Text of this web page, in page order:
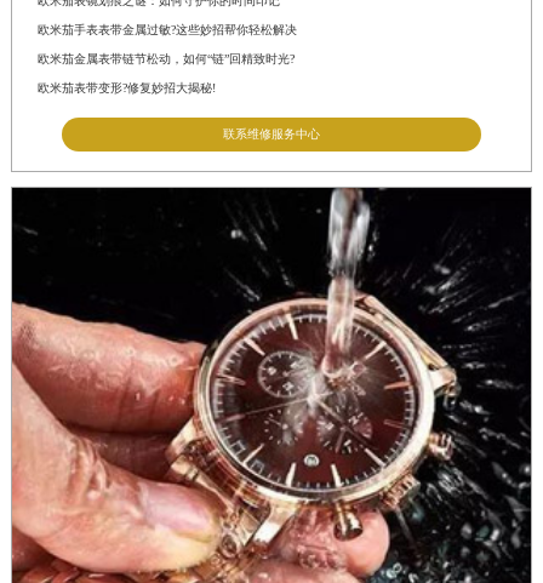
欧米茄手表表带金属过敏?这些妙招帮你轻松解决
欧米茄金属表带链节松动，如何“链”回精致时光?
欧米茄表带变形?修复妙招大揭秘!
联系维修服务中心